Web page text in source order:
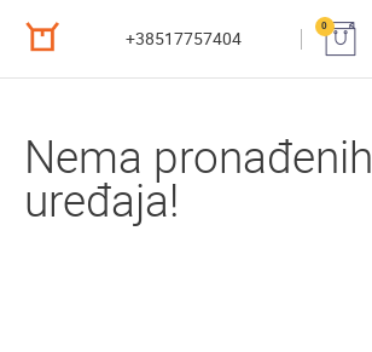
+38517757404
0
Nema pronađenih
uređaja!